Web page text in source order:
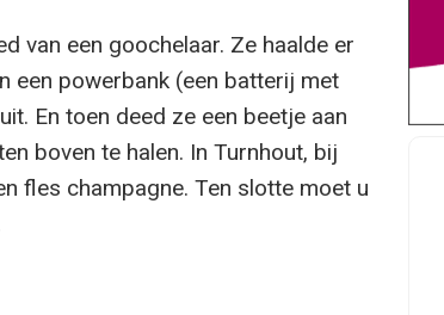
van een goochelaar. Ze haalde er
een powerbank (een batterij met
En toen deed ze een beetje aan
boven te halen. In Turnhout, bij
fles champagne. Ten slotte moet u